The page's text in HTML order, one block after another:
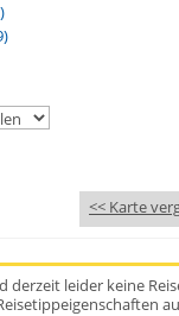
<< Karte
derzeit leider keine